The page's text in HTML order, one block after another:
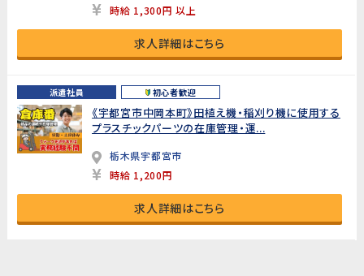
時給 1,300円 以上
求人詳細はこちら
派遣社員 初心者歓迎
《宇都宮市中岡本町》田植え機・稲刈り機に使用する
プラスチックパーツの在庫管理・運...
栃木県宇都宮市
時給 1,200円
求人詳細はこちら